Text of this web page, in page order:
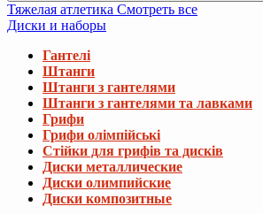
Тяжелая атлетика Смотреть все
Диски и наборы
Гантелі
Штанги
Штанги з гантелями
Штанги з гантелями та лавками
Грифи
Грифи олімпійські
Стійки для грифів та дисків
Диски металлические
Диски олимпийские
Диски композитные